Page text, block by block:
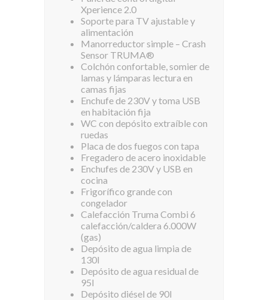
Xperience 2.0
Soporte para TV ajustable y
alimentación
Manorreductor simple – Crash
Sensor TRUMA®
Colchón confortable, somier de
lamas y lámparas lectura en
camas fijas
Enchufe de 230V y toma USB
en habitación fija
WC con depósito extraíble con
ruedas
Placa de dos fuegos con tapa
Fregadero de acero inoxidable
Enchufes de 230V y USB en
cocina
Frigorífico grande con
congelador
Calefacción Truma Combi 6
calefacción/caldera 6.000W
(gas)
Depósito de agua limpia de
130l
Depósito de agua residual de
95l
Depósito diésel de 90l